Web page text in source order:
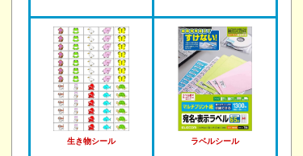
生き物シール ラベルシール